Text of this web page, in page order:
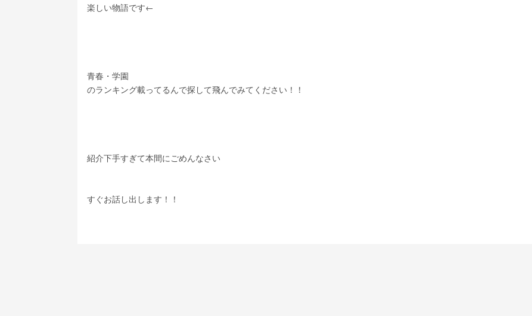
楽しい物語です←
青春・学園
のランキング載ってるんで探して飛んでみてください！！
紹介下手すぎて本間にごめんなさい
すぐお話し出します！！